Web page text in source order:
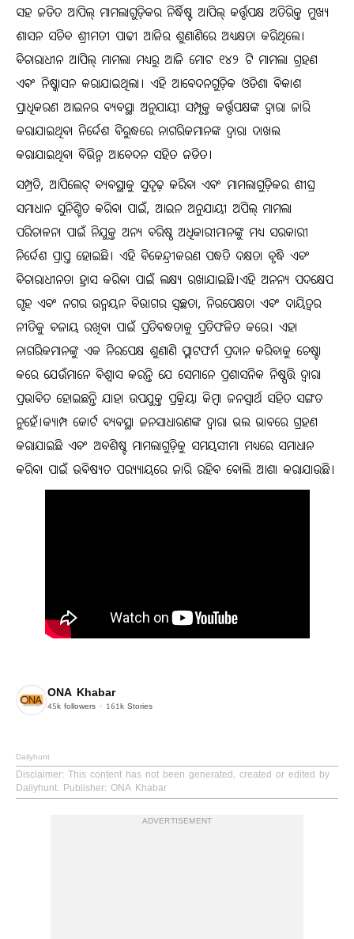
ସହ ଜଡିତ ଆପିଲ୍ ମାମଲାଗୁଡ଼ିକର ନିର୍ଦ୍ଧିଷ୍ଟ ଆପିଲ୍ କର୍ତ୍ତୃପକ୍ଷ ଅତିରିକ୍ତ ମୁଖ୍ୟ
ଶାସନ ସଚିବ ଶ୍ରୀମତୀ ପାଢୀ ଆଜିର ଶୁଣାଣିରେ ଅଧ୍ୟକ୍ଷତା କରିଥିଲେ।
ବିଚାରାଧୀନ ଆପିଲ୍ ମାମଲା ମଧ୍ୟରୁ ଆଜି ମୋଟ ୧୪୨ ଟି ମାମଲା ଗ୍ରହଣ
ଏବଂ ନିଷ୍କାସନ କରାଯାଇଥିଲା। ଏହି ଆବେଦନଗୁଡ଼ିକ ଓଡିଶା ବିକାଶ
ପ୍ରାଧିକରଣ ଆଇନର ବ୍ୟବସ୍ଥା ଅନୁଯାୟୀ ସମ୍ପୃକ୍ତ କର୍ତ୍ତୃପକ୍ଷଙ୍କ ଦ୍ୱାରା ଜାରି
କରାଯାଇଥିବା ନିର୍ଦ୍ଦେଶ ବିରୁଦ୍ଧରେ ନାଗରିକମାନଙ୍କ ଦ୍ୱାରା ଦାଖଲ
କରାଯାଇଥିବା ବିଭିନ୍ନ ଆବେଦନ ସହିତ ଜଡିତ।
ସମ୍ପ୍ରତି, ଆପିଲେଟ୍ ବ୍ୟବସ୍ଥାକୁ ସୁଦୃଢ଼ କରିବା ଏବଂ ମାମଲାଗୁଡ଼ିକର ଶୀଘ୍ର
ସମାଧାନ ସୁନିଶ୍ଚିତ କରିବା ପାଇଁ, ଆଇନ ଅନୁଯାୟୀ ଅପିଲ୍ ମାମଲା
ପରିଚାଳନା ପାଇଁ ନିଯୁକ୍ତ ଅନ୍ୟ ବରିଷ୍ଠ ଅଧିକାରୀମାନଙ୍କୁ ମଧ୍ୟ ସରକାରୀ
ନିର୍ଦ୍ଦେଶ ପ୍ରାପ୍ତ ହୋଇଛି। ଏହି ବିକେନ୍ଦ୍ରୀକରଣ ପଦ୍ଧତି ଦକ୍ଷତା ବୃଦ୍ଧି ଏବଂ
ବିଚାରାଧୀନତା ହ୍ରାସ କରିବା ପାଇଁ ଲକ୍ଷ୍ୟ ରଖାଯାଇଛି।ଏହି ଅନନ୍ୟ ପଦକ୍ଷେପ
ଗୃହ ଏବଂ ନଗର ଉନ୍ନୟନ ବିଭାଗର ସ୍ୱଚ୍ଛତା, ନିରପେକ୍ଷତା ଏବଂ ଦାୟିତ୍ୱର
ନୀତିକୁ ବଜାୟ ରଖିବା ପାଇଁ ପ୍ରତିବଦ୍ଧତାକୁ ପ୍ରତିଫଳିତ କରେ। ଏହା
ନାଗରିକମାନଙ୍କୁ ଏକ ନିରପେକ୍ଷ ଶୁଣାଣି ପ୍ଲାଟଫର୍ମ ପ୍ରଦାନ କରିବାକୁ ଚେଷ୍ଟା
କରେ ଯେଉଁମାନେ ବିଶ୍ୱାସ କରନ୍ତି ଯେ ସେମାନେ ପ୍ରଶାସନିକ ନିଷ୍ପତ୍ତି ଦ୍ୱାରା
ପ୍ରଭାବିତ ହୋଇଛନ୍ତି ଯାହା ଉପଯୁକ୍ତ ପ୍ରକ୍ରିୟା କିମ୍ବା ଜନସ୍ୱାର୍ଥ ସହିତ ସଙ୍ଗତ
ନୁହେଁ।କ୍ୟାମ୍ପ କୋର୍ଟ ବ୍ୟବସ୍ଥା ଜନସାଧାରଣଙ୍କ ଦ୍ୱାରା ଭଲ ଭାବରେ ଗ୍ରହଣ
କରାଯାଇଛି ଏବଂ ଅବଶିଷ୍ଟ ମାମଲାଗୁଡ଼ିକୁ ସମୟସୀମା ମଧ୍ୟରେ ସମାଧାନ
କରିବା ପାଇଁ ଭବିଷ୍ୟତ ପର‌୍ୟ୍ୟାୟରେ ଜାରି ରହିବ ବୋଲି ଆଶା କରାଯାଉଛି।
ONA Khabar
45k followers 161k Stories
Dailyhunt
Disclaimer: This content has not been generated, created or edited by
Dailyhunt. Publisher: ONA Khabar
ADVERTISEMENT